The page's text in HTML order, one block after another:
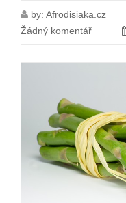
by: Afrodisiaka.cz
Žádný komentář